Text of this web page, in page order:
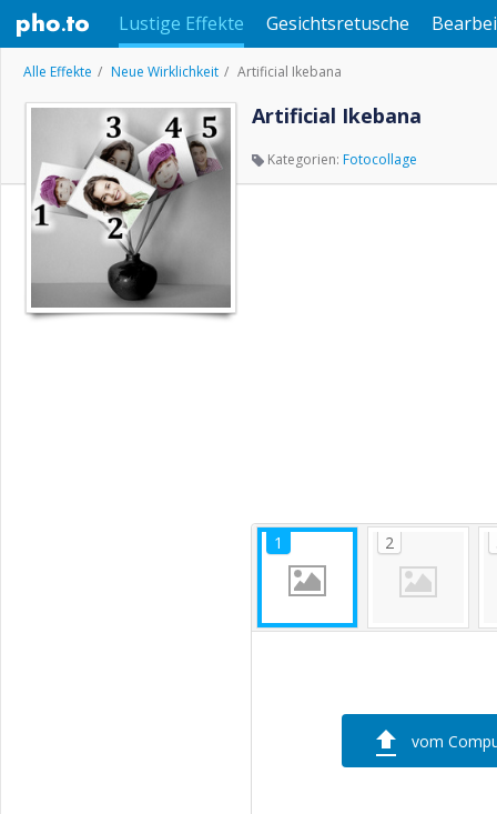
Lustige Effekte Gesichtsretusche
Alle Effekte Neue Wirklichkeit Artificial Ikebana
Artificial Ikebana
Kategorien: Fotocollage
vom